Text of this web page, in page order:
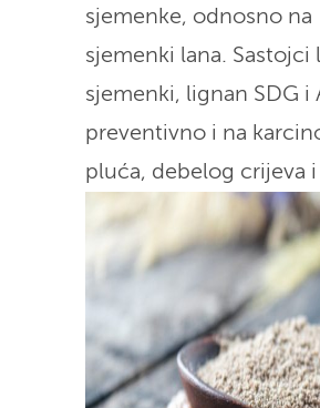
sjemenke, odnosno
sjemenki lana. Sastojci
sjemenki, lignan SDG i
preventivno i na
pluća, debelog crijeva i